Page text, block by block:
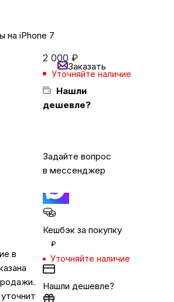
ТВ и проекторы
Красота и здоровье
LEGO
Для домашних питомцев
на iPhone 7
в
2 000 ₽
Уточняйте наличие
Нашли
дешевле?
Заказать
Задайте вопрос
в мессенджер
Кешбэк за покупку
₽
Уточняйте наличие
Нашли дешевле?